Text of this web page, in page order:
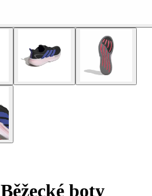
Běžecké boty